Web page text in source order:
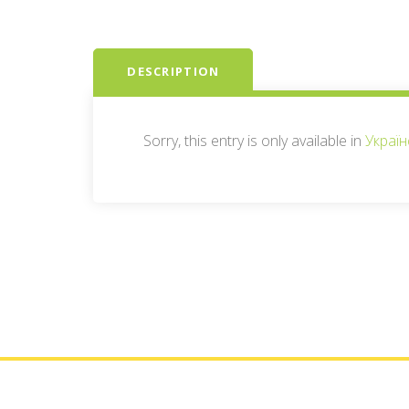
DESCRIPTION
Sorry, this entry is only available in